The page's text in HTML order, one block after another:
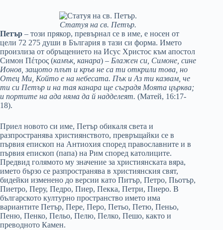
Статуя на св. Петър.
Петър – този прякор, превърнал се в име, е носен от
цели 72 275 души в България в тази си форма. Името
произлиза от обръщението на Исус Христос към апостол
Симон Πέτρος (камък, канара) – Блажен си, Симоне, сине
Ионов, защото плът и кръв не са ти открили това, но
Отец Ми, Който е на небесата. Пък и Аз ти казвам, че
ти си Петър и на тая канара ще съградя Моята църква;
и портите на ада няма да й надделеят. (Матей, 16:17-
18).
Приел новото си име, Петър обикаля света и
разпространява християнството, превръщайки се в
първия епископ на Антиохия според православните и в
първия епископ (папа) на Рим според католиците.
Предвид голямото му значение за християнската вяра,
името бързо се разпространява в християнския свят,
бидейки изменено до версии като Питър, Петро, Пьотър,
Пиетро, Перу, Педро, Пиер, Пекка, Петри, Пиеро. В
българското културно пространство името има
вариантите Петър, Пере, Перо, Петьо, Петю, Пеньо,
Пеню, Пенко, Пельо, Пелю, Пелко, Пешо, както и
преводното Камен.